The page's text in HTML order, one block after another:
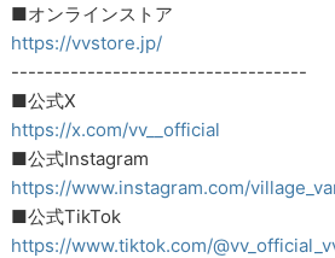
■オンラインストア
https://vvstore.jp/
-----------------------------------
■公式X
https://x.com/vv__official
■公式Instagram
https://www.instagram.com/
■公式TikTok
https://www.tiktok.com/